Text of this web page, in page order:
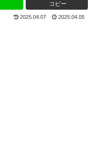
コピー
2025.04.07 2025.04.05